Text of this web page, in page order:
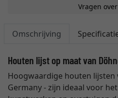
Vragen
Omschrijving
Houten lijst op maat van
Hoogwaardige houten lijsten
Germany - zijn ideaal voor